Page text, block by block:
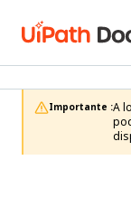
Importante :A